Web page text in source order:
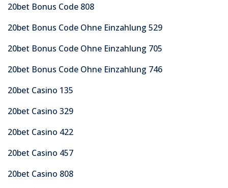
20bet Bonus Code 808
20bet Bonus Code Ohne Einzahlung 529
20bet Bonus Code Ohne Einzahlung 705
20bet Bonus Code Ohne Einzahlung 746
20bet Casino 135
20bet Casino 329
20bet Casino 422
20bet Casino 457
20bet Casino 808